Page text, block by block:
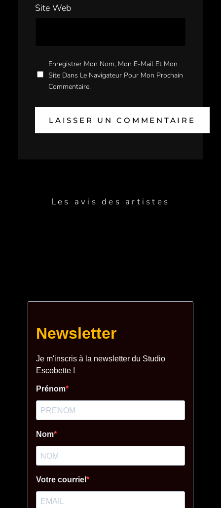
Site Web
Enregistrer Mon Nom, Mon E-Mail Et Mon
Site Dans Le Navigateur Pour Mon Prochain
Commentaire.
Les avis des artistes